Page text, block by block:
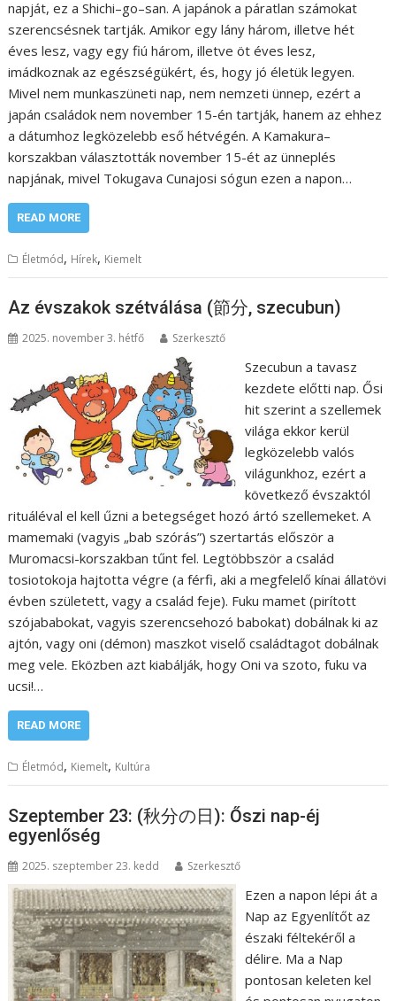
napját, ez a Shichi–go–san. A japánok a páratlan számokat
szerencsésnek tartják. Amikor egy lány három, illetve hét
éves lesz, vagy egy fiú három, illetve öt éves lesz,
imádkoznak az egészségükért, és, hogy jó életük legyen.
Mivel nem munkaszüneti nap, nem nemzeti ünnep, ezért a
japán családok nem november 15-én tartják, hanem az ehhez
a dátumhoz legközelebb eső hétvégén. A Kamakura–
korszakban választották november 15-ét az ünneplés
napjának, mivel Tokugava Cunajosi sógun ezen a napon…
READ MORE
Életmód, Hírek, Kiemelt
Az évszakok szétválása (節分, szecubun)
2025. november 3. hétfő Szerkesztő
Szecubun a tavasz
kezdete előtti nap. Ősi
hit szerint a szellemek
világa ekkor kerül
legközelebb valós
világunkhoz, ezért a
következő évszaktól
rituáléval el kell űzni a betegséget hozó ártó szellemeket. A
mamemaki (vagyis „bab szórás”) szertartás először a
Muromacsi-korszakban tűnt fel. Legtöbbször a család
tosiotokoja hajtotta végre (a férfi, aki a megfelelő kínai állatövi
évben született, vagy a család feje). Fuku mamet (pirított
szójababokat, vagyis szerencsehozó babokat) dobálnak ki az
ajtón, vagy oni (démon) maszkot viselő családtagot dobálnak
meg vele. Eközben azt kiabálják, hogy Oni va szoto, fuku va
ucsi!…
READ MORE
Életmód, Kiemelt, Kultúra
Szeptember 23: (秋分の日): Őszi nap-éj
egyenlőség
2025. szeptember 23. kedd Szerkesztő
Ezen a napon lépi át a
Nap az Egyenlítőt az
északi féltekéről a
délire. Ma a Nap
pontosan keleten kel